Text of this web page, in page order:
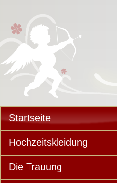
Startseite
Hochzeitskleidung
Die Trauung